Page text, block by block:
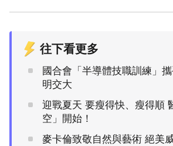
往下看更多
國合會「半導體技職訓練」
明交大
迎戰夏天 要瘦得快、瘦得順
空」開始！
麥卡倫致敬自然與藝術 絕美